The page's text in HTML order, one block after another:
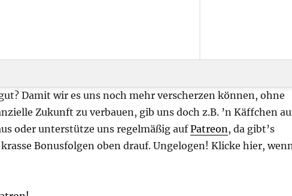
Damit wir es uns noch mehr verscherzen können, ohne
Zukunft zu verbauen, gib uns doch z.B. ’n Käffchen
oder unterstütze uns regelmäßig aufPatreon , da gibt’s
Bonusfolgen oben drauf. Ungelogen! Klicke hier,